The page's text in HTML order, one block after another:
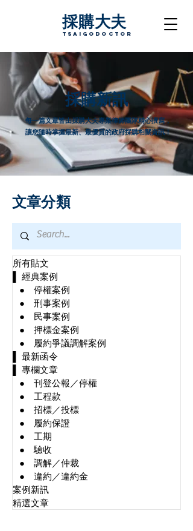
採購大夫
TsaigoDoctor
採購新訊
每一篇文章皆由採購大夫專業律師團隊精心撰寫，
讓您隨時掌握最新、最優質的政府採購相關資訊！
文章分類
所有貼文
▌ 經典案例
⠀● 停權案例
⠀● 刑事案例
⠀● 民事案例
⠀● 押標金案例
⠀● 履約爭議調解案例
▌ 最新函令
▌ 專欄文章
⠀● 刊登公報／停權
⠀● 工程款
⠀● 招標／投標
⠀● 履約保證
⠀● 工期
⠀● 驗收
⠀● 調解／仲裁
⠀● 違約／違約金
案例新訊
精選文章